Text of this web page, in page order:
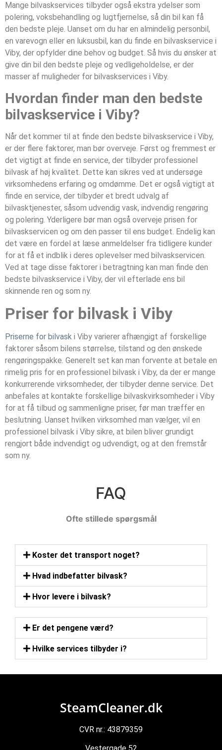
Mange bilvaskservices tilbyder også ekstra ydelser som
polering, voksbehandling og lugtfjernelse, så din bil kan få
den bedste pleje. Uanset om du har en almindelig personbil,
en varevogn eller en luksusbil, kan du finde en bilvaskservice i
Viby, der opfylder dine behov og budget. Så hvis du ønsker at
give din bil den bedste pleje og vedligeholdelse, er der
masser af muligheder for bilvaskservices i Viby.
Hvordan finder man den bedste
bilvaskservice i Viby?
Når det kommer til at finde den bedste bilvaskservice i Viby,
er der flere faktorer, man bør overveje. Først og fremmest er
det vigtigt at finde en service, der tilbyder professionel
bilvask af høj kvalitet. Dette kan sikres ved at undersøge
virksomhedens erfaring og omdømme. Det er også vigtigt at
finde en service, der tilbyder et bredt udvalg af
bilvasktjenester, såsom udvendig vask, indvendig rengøring
og polering. Yderligere bør man også overveje prisen for
bilvaskservicen og om den passer til ens budget. Endelig kan
det være en fordel at læse anmeldelser fra tidligere kunder
for at få et indblik i deres oplevelser med bilvaskservicen.
Ved at tage disse faktorer i betragtning kan man finde den
bedste bilvaskservice i Viby, der vil efterlade ens bil
skinnende ren og som ny.
Priser for bilvask i Viby
Priserne for bilvask i Viby varierer afhængigt af forskellige
faktorer såsom bilens størrelse, tilstand og den ønskede
rengøringspakke. Generelt set kan man forvente at betale en
rimelig pris for en professionel bilvask i Viby, da der er mange
konkurrerende virksomheder, der tilbyder denne service. Det
anbefales at kontakte forskellige bilvaskvirksomheder i Viby
for at få tilbud og sammenligne priser, før man træffer en
beslutning. Uanset hvilken virksomhed man vælger, vil en
professionel bilvask i Viby sikre, at bilen bliver grundigt
rengjort både indvendigt og udvendigt, og at den fremstår
som ny.
FAQ
Ofte stillede spørgsmål
Koster det transport noget?
Hvad indbefatter bilvask?
Hvor levere i bilvask?
Er det pengene værd?
Hvilke services tilbyder i?
SteamCleaner.dk
CVR nr.: 43879359